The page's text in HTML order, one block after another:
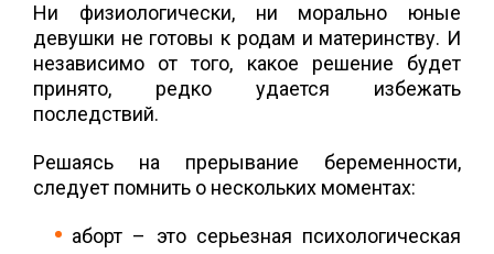
Ни физиологически, ни морально юные
девушки не готовы к родам и материнству. И
независимо от того, какое решение будет
принято, редко удается избежать
последствий.
Решаясь на прерывание беременности,
следует помнить о нескольких моментах:
аборт – это серьезная психологическая